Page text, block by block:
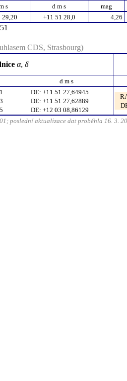
s d m s mag
29,20 +11 51 28,0 4,26
CDS, Strasbourg)
α, δ
d m s
DE: +11 51 27,64945
DE: +11 51 27,62889
DE: +12 03 08,86129
poslední aktualizace dat proběhla 16. 3.